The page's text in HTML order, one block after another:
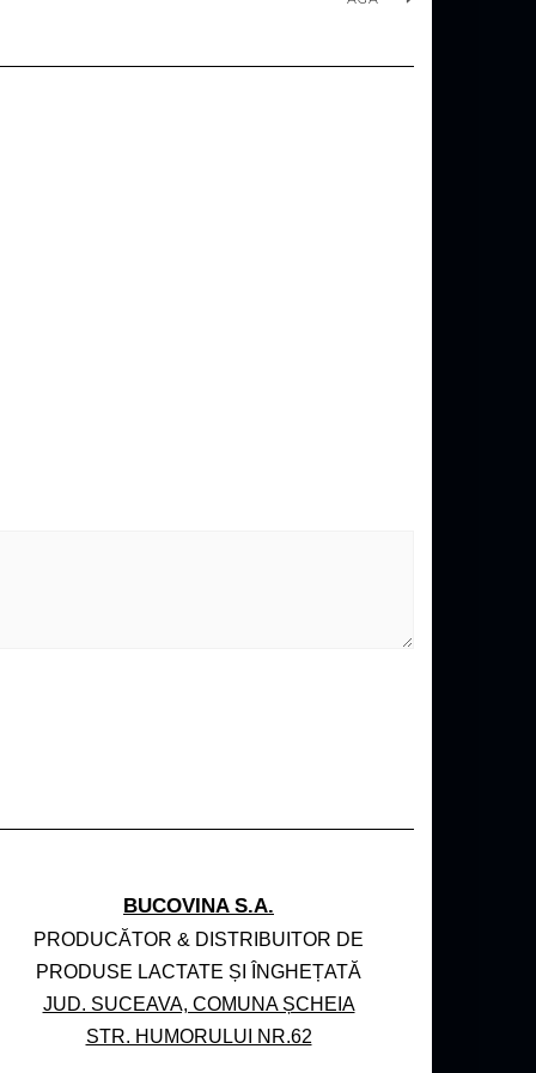
BUCOVINA S.A.
PRODUCĂTOR & DISTRIBUITOR DE
PRODUSE LACTATE ȘI ÎNGHEȚATĂ
JUD. SUCEAVA, COMUNA ȘCHEIA
STR. HUMORULUI NR.62